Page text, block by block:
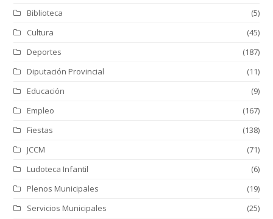
Biblioteca
(5)
Cultura
(45)
Deportes
(187)
Diputación Provincial
(11)
Educación
(9)
Empleo
(167)
Fiestas
(138)
JCCM
(71)
Ludoteca Infantil
(6)
Plenos Municipales
(19)
Servicios Municipales
(25)